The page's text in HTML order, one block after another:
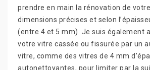
prendre en main la rénovation de
dimensions précises et selon
(entre 4 et 5 mm). Je suis également
votre vitre cassée ou fissurée par un
vitre, comme des vitres de 4 mm
autonettoyantes, pour limiter par la